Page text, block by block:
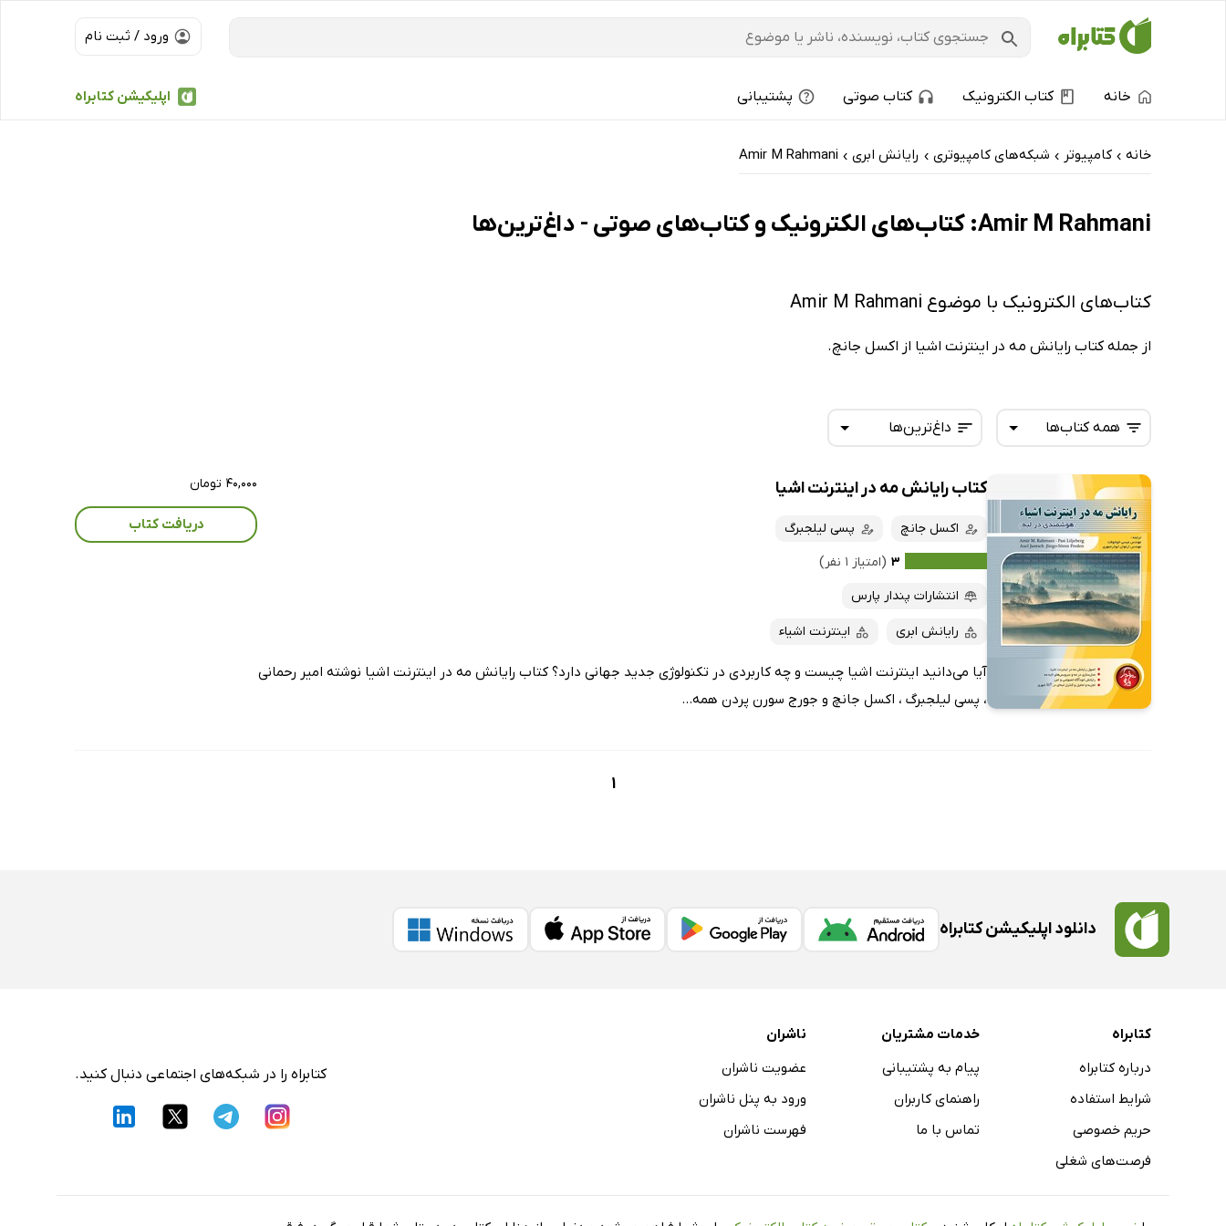
ورود / ثبت نام
اپلیکیشن کتابراه خانه کتاب الکترونیک کتاب صوتی پشتیبانی
خانه › کامپیوتر › شبکه‌های کامپیوتری › رایانش ابری ›
Amir M Rahmani
Amir M Rahmani: کتاب‌های الکترونیک و کتاب‌های صوتی - داغ‌ترین‌ها
کتاب‌های الکترونیک با موضوع Amir M Rahmani
از جمله کتاب رایانش مه در اینترنت اشیا از اکسل جانچ.
داغ‌ترین‌ها
تازه‌ها
داغ‌ترین‌ها
پربحث‌ها
ارزان ترین‌ها
همه کتاب‌ها
همه کتاب‌ها
کتاب‌های صوتی
کتاب‌های متنی
کتاب رایانش مه در اینترنت اشیا
اکسل جانچ
پسی لیلجبرگ
۳ (امتیاز ۱ نفر)
انتشارات پندار پارس
رایانش ابری اینترنت اشیاء
آیا می‌دانید اینترنت اشیا چیست و چه کاربردی در تکنولوژی جدید جهانی دارد؟ کتاب رایانش مه در اینترنت اشیا نوشته امیر رحمانی
، پسی لیلجبرگ ، اکسل جانچ و جورج سورن پردن همه...
۴۰,۰۰۰ تومان
دریافت کتاب
1
دانلود اپلیکیشن کتابراه
کتابراه
درباره کتابراه
شرایط استفاده
حریم خصوصی
فرصت‌های شغلی
خدمات مشتریان
پیام به پشتیبانی
راهنمای کاربران
تماس با ما
ناشران
عضویت ناشران
ورود به پنل ناشران
فهرست ناشران
کتابراه را در شبکه‌های اجتماعی دنبال کنید.